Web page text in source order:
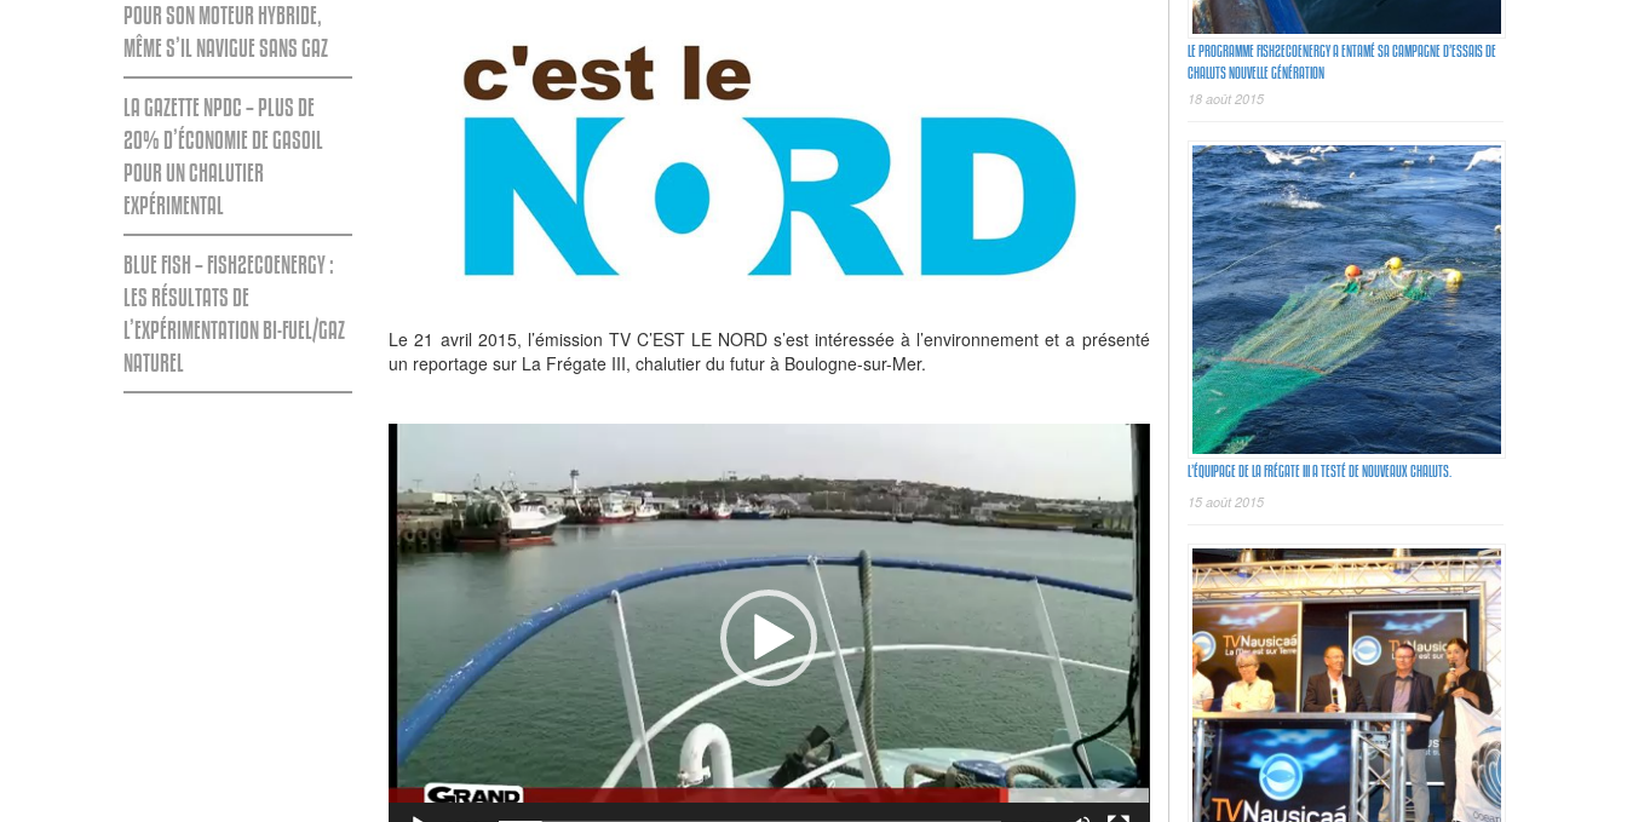
POUR SON MOTEUR HYBRIDE,
MÊME S’IL NAVIGUE SANS GAZ
LA GAZETTE NPDC – PLUS DE
20% D’ÉCONOMIE DE GASOIL
POUR UN CHALUTIER
EXPÉRIMENTAL
BLUE FISH – FISH2ECOENERGY :
LES RÉSULTATS DE
L’EXPÉRIMENTATION BI-FUEL/GAZ
NATUREL
Le 21 avril 2015, l’émission TV C’EST LE NORD s’est intéressée à l’environnement et a présenté
un reportage sur La Frégate III, chalutier du futur à Boulogne-sur-Mer.
LE PROGRAMME FISH2ECOENERGY A ENTAMÉ SA CAMPAGNE D’ESSAIS DE
CHALUTS NOUVELLE GÉNÉRATION
18 août 2015
L’ÉQUIPAGE DE LA FRÉGATE III A TESTÉ DE NOUVEAUX CHALUTS.
15 août 2015